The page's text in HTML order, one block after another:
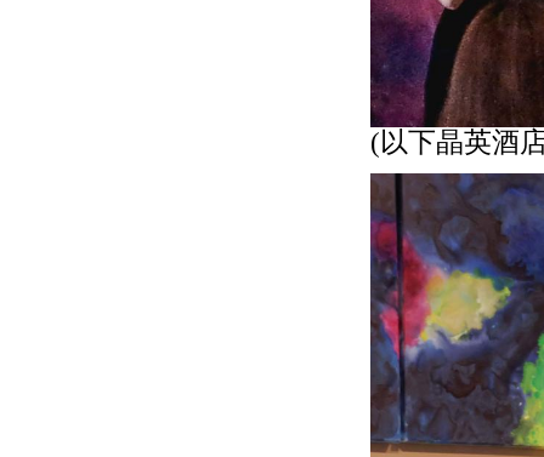
(以下晶英酒